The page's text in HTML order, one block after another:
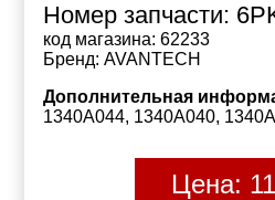
Номер запчасти:
код магазина: 62233
Бренд: AVANTECH
Дополнительная
1340A044, 1340A040,
Цена: